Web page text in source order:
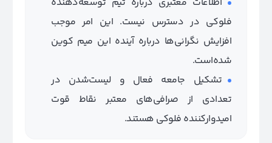
فلوکی در دسترس نیست. این امر موجب
افزایش نگرانی‌ها درباره آینده این میم‌ کوین
شده‌است.
تشکیل جامعه فعال و لیست‌شدن در
تعدادی از صرافی‌های معتبر نقاط قوت
امیدوارکننده فلوکی هستند.